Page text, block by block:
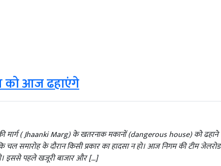
को आज ढहाएंगे
मार्ग ( Jhaanki Marg) के खतरनाक मकानों (dangerous house) को ढहाने
समारोह के दौरान किसी प्रकार का हादसा न हो। आज निगम की टीम जेलरोड
इससे पहले खजूरी बाजार और […]